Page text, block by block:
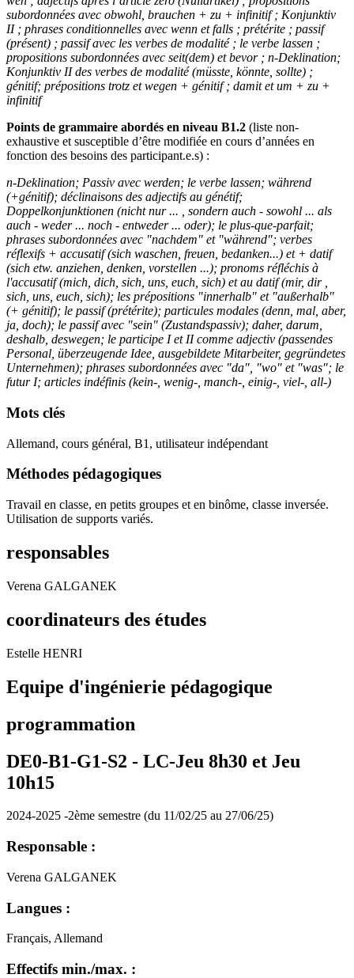
subordonnées avec obwohl, brauchen + zu + infinitif ; Konjunktiv
II ; phrases conditionnelles avec wenn et falls ; prétérite ; passif
(présent) ; passif avec les verbes de modalité ; le verbe lassen ;
propositions subordonnées avec seit(dem) et bevor ; n-Deklination;
Konjunktiv II des verbes de modalité (müsste, könnte, sollte) ;
génitif; prépositions trotz et wegen + génitif ; damit et um + zu +
infinitif
Points de grammaire abordés en niveau B1.2 (liste non-
exhaustive et susceptible d’être modifiée en cours d’années en
fonction des besoins des participant.e.s) :
n-Deklination; Passiv avec werden; le verbe lassen; während
(+génitif); déclinaisons des adjectifs au génétif;
Doppelkonjunktionen (nicht nur ... , sondern auch - sowohl ... als
auch - weder ... noch - entweder ... oder); le plus-que-parfait;
phrases subordonnées avec "nachdem" et "während"; verbes
réflexifs + accusatif (sich waschen, freuen, bedanken...) et + datif
(sich etw. anziehen, denken, vorstellen ...); pronoms réfléchis à
l'accusatif (mich, dich, sich, uns, euch, sich) et au datif (mir, dir ,
sich, uns, euch, sich); les prépositions "innerhalb" et "außerhalb"
(+ génitif); le passif (prétérite); particules modales (denn, mal, aber,
ja, doch); le passif avec "sein" (Zustandspassiv); daher, darum,
deshalb, deswegen; le participe I et II comme adjectiv (passendes
Personal, überzeugende Idee, ausgebildete Mitarbeiter, gegründetes
Unternehmen); phrases subordonnées avec "da", "wo" et "was"; le
futur I; articles indéfinis (kein-, wenig-, manch-, einig-, viel-, all-)
Mots clés
Allemand, cours général, B1, utilisateur indépendant
Méthodes pédagogiques
Travail en classe, en petits groupes et en binôme, classe inversée.
Utilisation de supports variés.
responsables
Verena GALGANEK
coordinateurs des études
Estelle HENRI
Equipe d'ingénierie pédagogique
programmation
DE0-B1-G1-S2 - LC-Jeu 8h30 et Jeu
10h15
2024-2025 -2ème semestre (du 11/02/25 au 27/06/25)
Responsable :
Verena GALGANEK
Langues :
Français, Allemand
Effectifs min./max. :